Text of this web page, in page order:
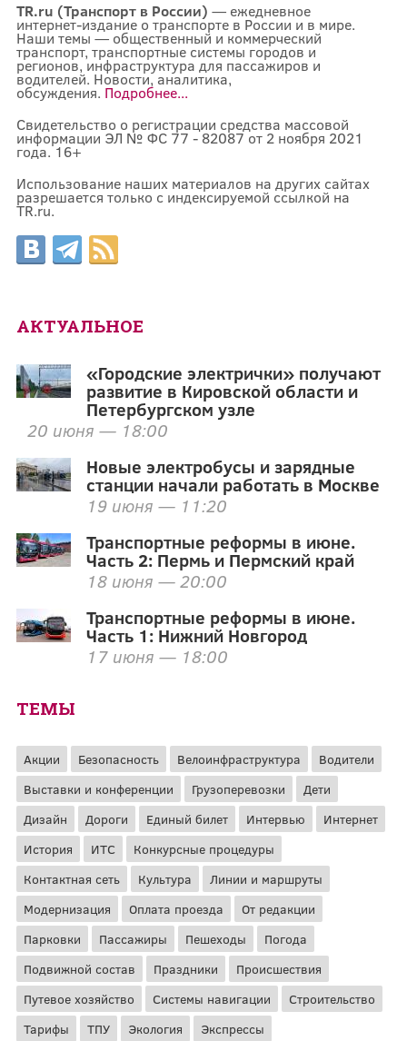
TR.ru (Транспорт в России) — ежедневное
интернет-издание о транспорте в России и в мире.
Наши темы — общественный и коммерческий
транспорт, транспортные системы городов и
регионов, инфраструктура для пассажиров и
водителей. Новости, аналитика,
обсуждения. Подробнее...
Свидетельство о регистрации средства массовой
информации ЭЛ № ФС 77 - 82087 от 2 ноября 2021
года. 16+
Использование наших материалов на других сайтах
разрешается только с индексируемой ссылкой на
TR.ru.
АКТУАЛЬНОЕ
«Городские электрички» получают
развитие в Кировской области и
Петербургском узле
20 июня — 18:00
Новые электробусы и зарядные
станции начали работать в Москве
19 июня — 11:20
Транспортные реформы в июне.
Часть 2: Пермь и Пермский край
18 июня — 20:00
Транспортные реформы в июне.
Часть 1: Нижний Новгород
17 июня — 18:00
ТЕМЫ
Акции Безопасность Велоинфраструктура
Водители
Выставки и конференции
Грузоперевозки
Дети
Дизайн
Дороги Единый билет Интервью
Интернет
История
ИТС
Конкурсные процедуры
Контактная сеть
Культура
Линии и маршруты
Модернизация
Оплата проезда
От редакции
Парковки
Пассажиры Пешеходы
Погода
Подвижной состав
Праздники
Происшествия
Путевое хозяйство
Системы навигации
Строительство
Тарифы
ТПУ Экология Экспрессы